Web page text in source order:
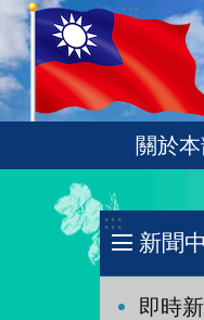
跳到主要內容區塊
:::
關於
:::
新聞
即時